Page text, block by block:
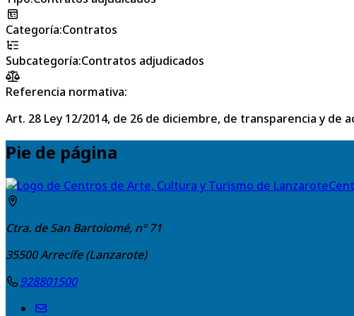
Categoría:Contratos
Subcategoría:Contratos adjudicados
Referencia normativa:
Art. 28 Ley 12/2014, de 26 de diciembre, de transparencia y de
Pie de página
Ctra. de San Bartolomé, nº 71
35500Arrecife (Lanzarote)
928801500